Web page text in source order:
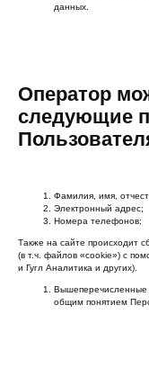
данных.
Оператор
следующие
Фамилия, имя,
Электронный адрес;
Номера телефонов;
Также на сайте происходит
(в т.ч. файлов «cookie») с
и Гугл Аналитика и других).
Вышеперечисленные
общим понятием